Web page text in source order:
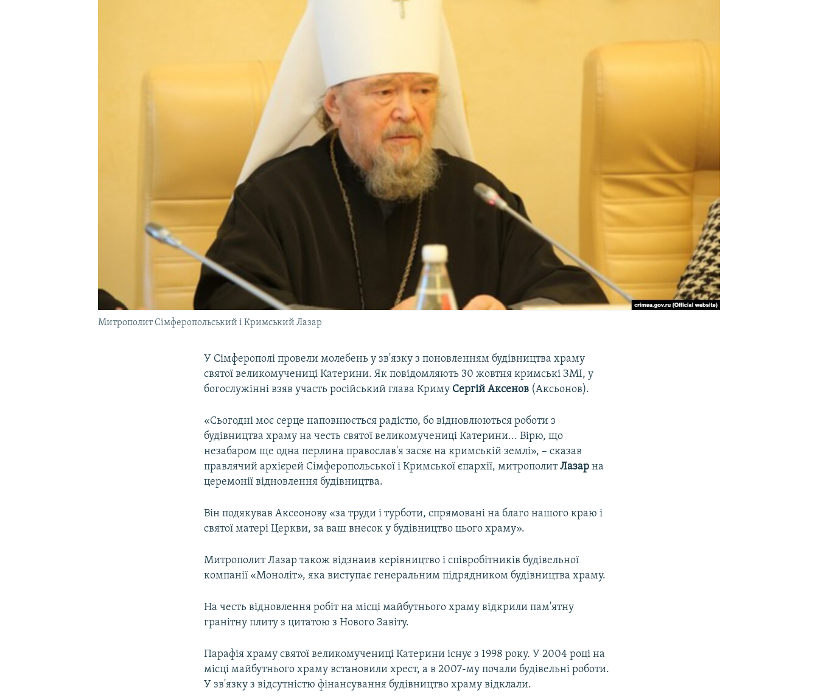
Митрополит Сімферопольський і Кримський Лазар
У Сімферополі провели молебень у зв'язку з поновленням будівництва храму
святої великомучениці Катерини. Як повідомляють 30 жовтня кримські ЗМІ, у
богослужінні взяв участь російський глава Криму Сергій Аксенов (Аксьонов).
«Сьогодні моє серце наповнюється радістю, бо відновлюються роботи з
будівництва храму на честь святої великомучениці Катерини... Вірю, що
незабаром ще одна перлина православ'я засяє на кримській землі», – сказав
правлячий архієрей Сімферопольської і Кримської єпархії, митрополитЛазар на
церемонії відновлення будівництва.
Він подякував Аксеонову «за труди і турботи, спрямовані на благо нашого краю і
святої матері Церкви, за ваш внесок у будівництво цього храму».
Митрополит Лазар також відзнаив керівництво і співробітників будівельної
компанії «Моноліт», яка виступає генеральним підрядником будівництва храму.
На честь відновлення робіт на місці майбутнього храму відкрили пам'ятну
гранітну плиту з цитатою з Нового Завіту.
Парафія храму святої великомучениці Катерини існує з 1998 року. У 2004 році на
місці майбутнього храму встановили хрест, а в 2007-му почали будівельні роботи.
У зв'язку з відсутністю фінансування будівництво храму відклали.